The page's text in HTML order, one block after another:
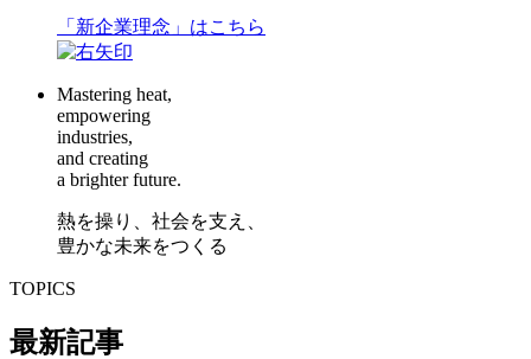
「新企業理念」はこちら
Mastering heat,
empowering
industries,
and creating
a brighter future.
熱を操り、社会を支え、
豊かな未来をつくる
TOPICS
最新記事